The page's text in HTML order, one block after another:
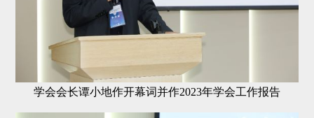
学会会长谭小地作开幕词并作2023年学会工作报告